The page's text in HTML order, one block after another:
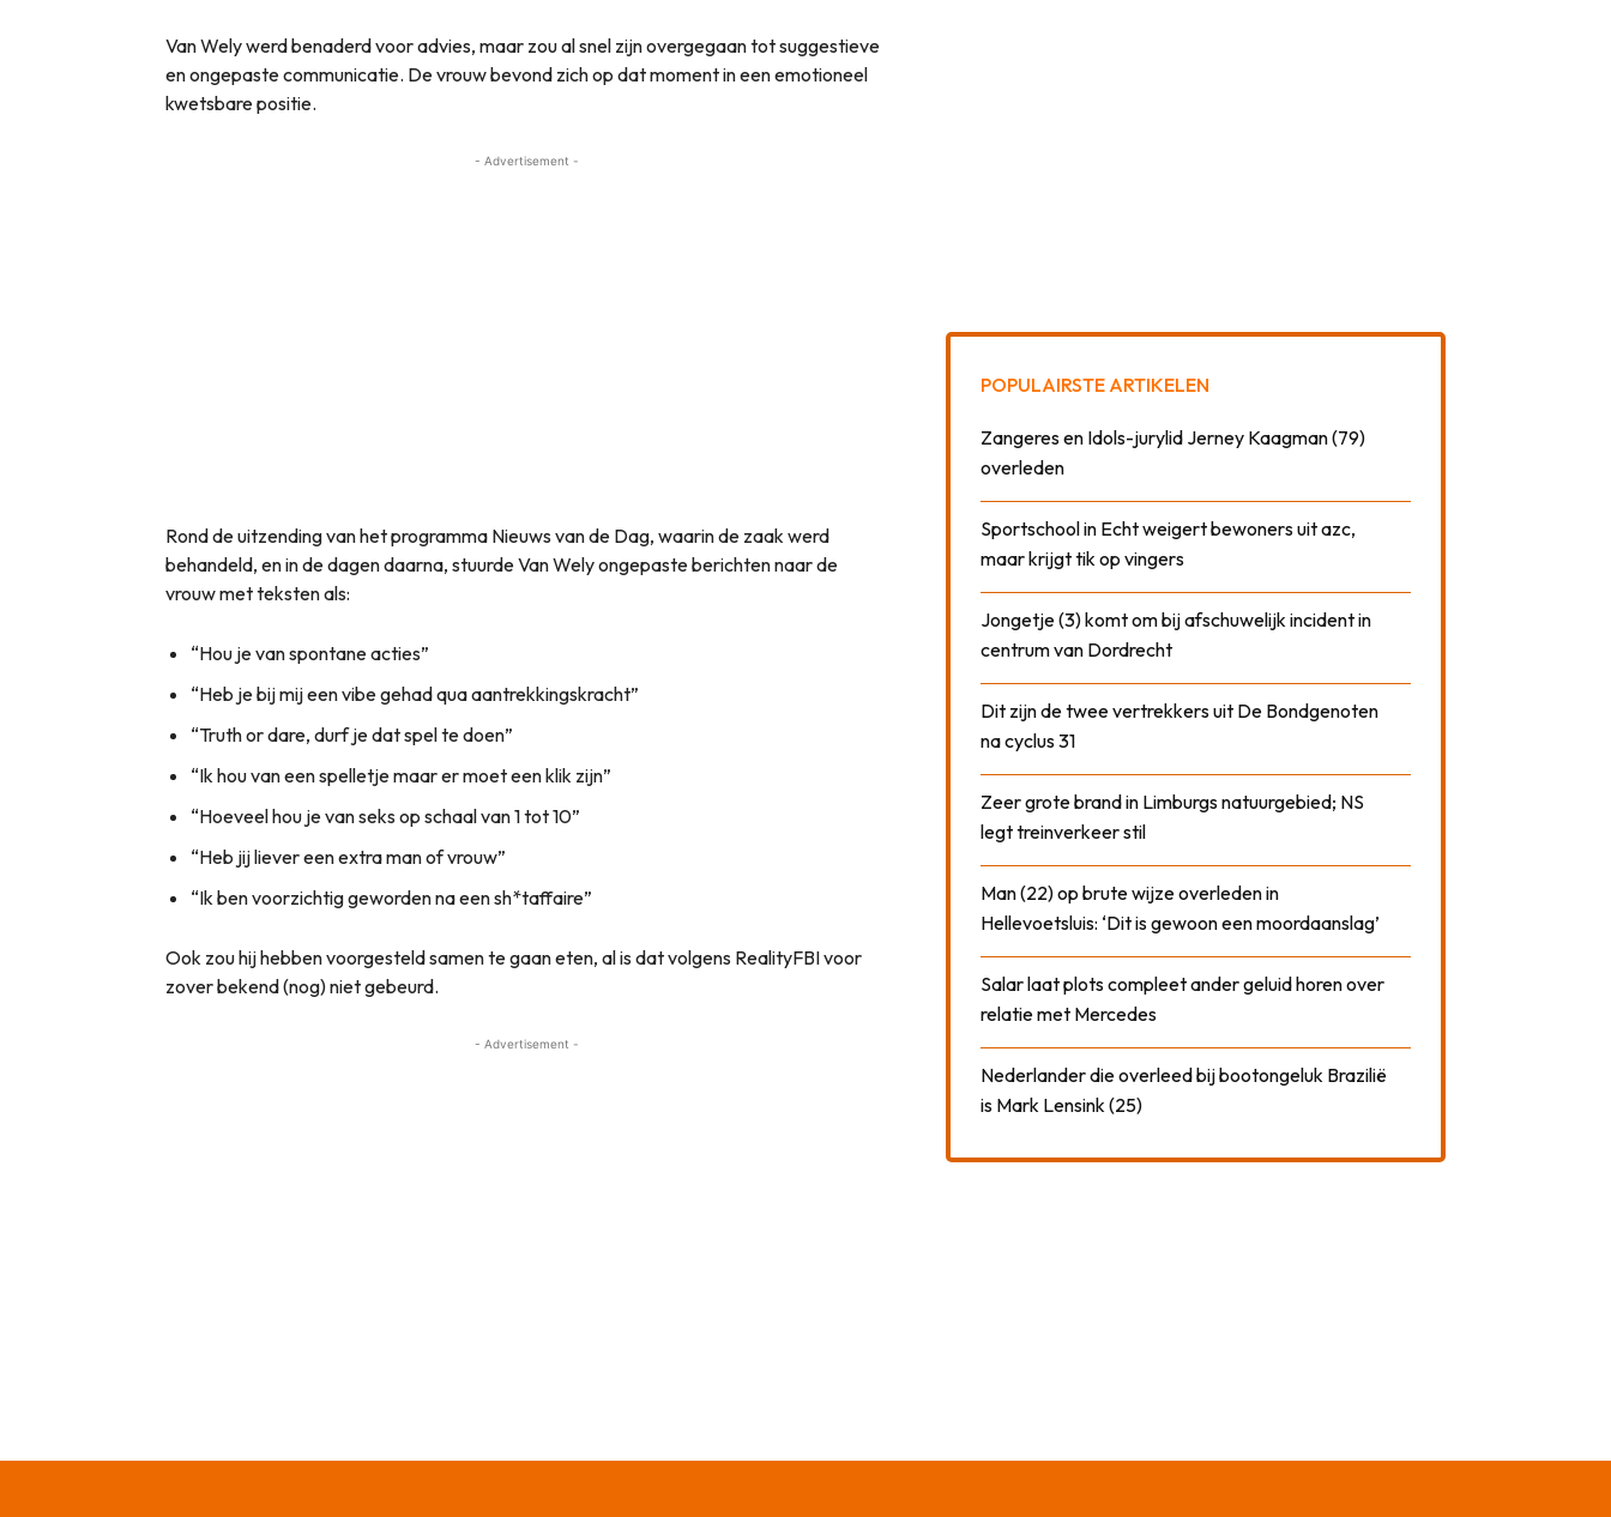
Van Wely werd benaderd voor advies, maar zou al snel zijn overgegaan tot suggestieve
en ongepaste communicatie. De vrouw bevond zich op dat moment in een emotioneel
kwetsbare positie.
- Advertisement -
Rond de uitzending van het programma Nieuws van de Dag, waarin de zaak werd
behandeld, en in de dagen daarna, stuurde Van Wely ongepaste berichten naar de
vrouw met teksten als:
“Hou je van spontane acties”
“Heb je bij mij een vibe gehad qua aantrekkingskracht”
“Truth or dare, durf je dat spel te doen”
“Ik hou van een spelletje maar er moet een klik zijn”
“Hoeveel hou je van seks op schaal van 1 tot 10”
“Heb jij liever een extra man of vrouw”
“Ik ben voorzichtig geworden na een sh*taffaire”
Ook zou hij hebben voorgesteld samen te gaan eten, al is dat volgens RealityFBI voor
zover bekend (nog) niet gebeurd.
- Advertisement -
POPULAIRSTE ARTIKELEN
Zangeres en Idols-jurylid Jerney Kaagman (79)
overleden
Sportschool in Echt weigert bewoners uit azc,
maar krijgt tik op vingers
Jongetje (3) komt om bij afschuwelijk incident in
centrum van Dordrecht
Dit zijn de twee vertrekkers uit De Bondgenoten
na cyclus 31
Zeer grote brand in Limburgs natuurgebied; NS
legt treinverkeer stil
Man (22) op brute wijze overleden in
Hellevoetsluis: ‘Dit is gewoon een moordaanslag’
Salar laat plots compleet ander geluid horen over
relatie met Mercedes
Nederlander die overleed bij bootongeluk Brazilië
is Mark Lensink (25)